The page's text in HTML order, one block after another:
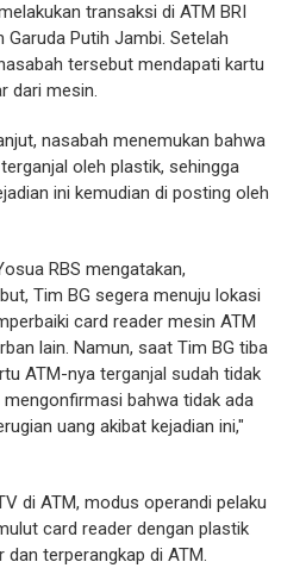
transaksi di ATM BRI
Putih Jambi. Setelah
tersebut mendapati kartu
dari mesin.
nasabah menemukan bahwa
oleh plastik, sehingga
ini kemudian di posting oleh
RBS mengatakan,
Tim BG segera menuju lokasi
card reader mesin ATM
lain. Namun, saat Tim BG tiba
ATM-nya terganjal sudah tidak
bahwa tidak ada
uang akibat kejadian ini,"
di ATM, modus operandi pelaku
card reader dengan plastik
terperangkap di ATM.